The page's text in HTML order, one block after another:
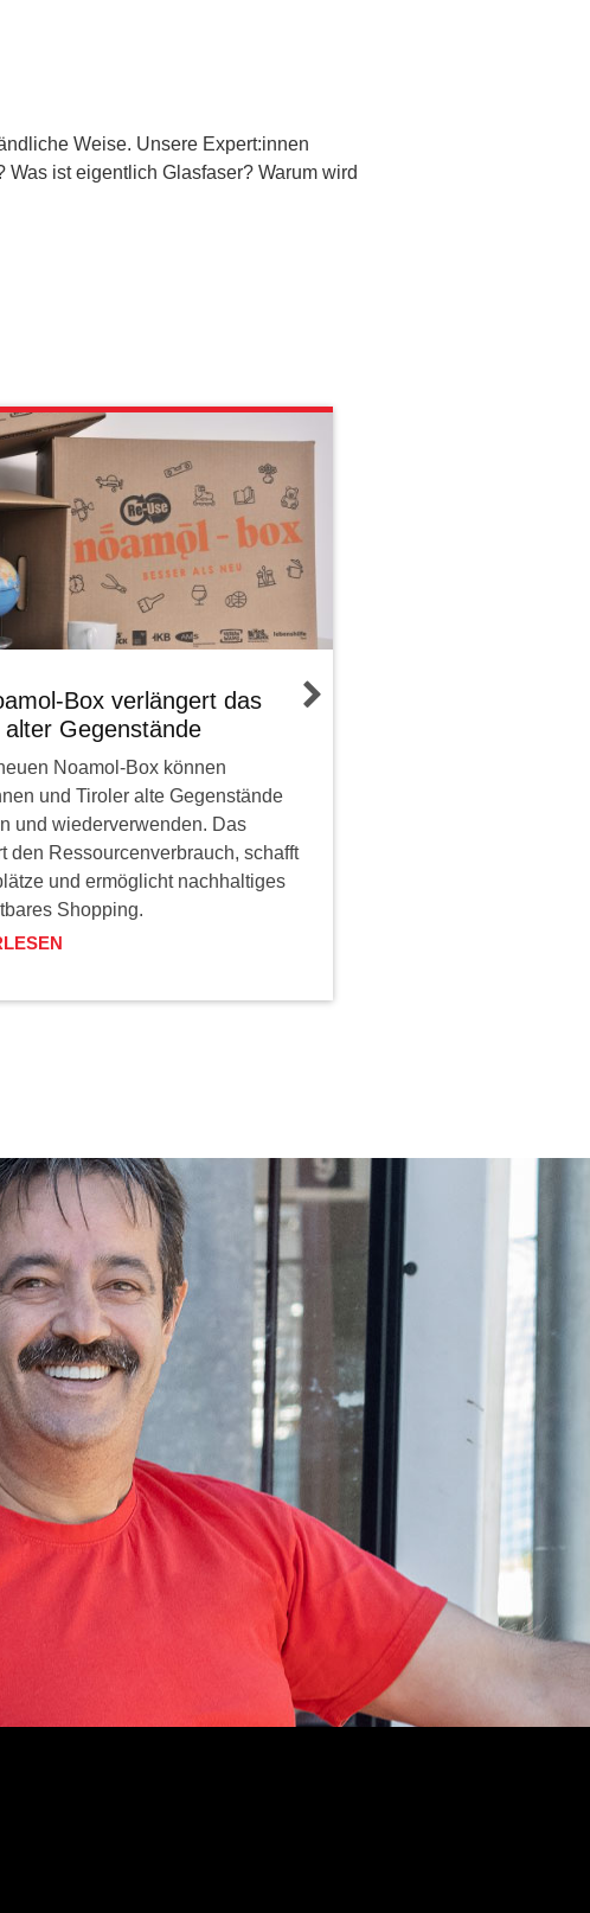
Weise. Unsere Expert:innen
ist eigentlich Glasfaser? Warum wird
Box verlängert das
alter Gegenstände
Noamol-Box können
und Tiroler alte Gegenstände
und wiederverwenden. Das
den Ressourcenverbrauch, schafft
und ermöglicht nachhaltiges
Shopping.